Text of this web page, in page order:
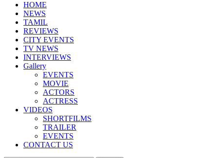
HOME
NEWS
TAMIL
REVIEWS
CITY EVENTS
TV NEWS
INTERVIEWS
Gallery
EVENTS
MOVIE
ACTORS
ACTRESS
VIDEOS
SHORTFILMS
TRAILER
EVENTS
CONTACT US